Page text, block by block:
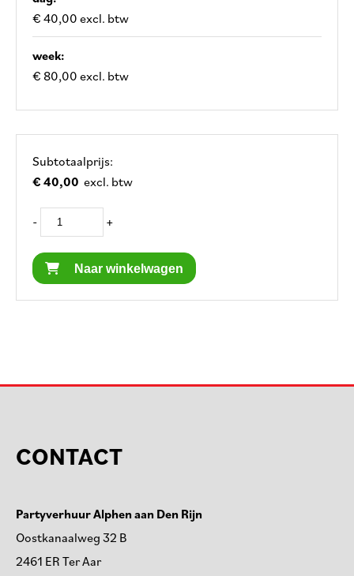
€ 40,00 excl. btw
week:
€ 80,00 excl. btw
Subtotaalprijs:
€ 40,00 excl. btw
- +
Naar winkelwagen
CONTACT
Partyverhuur Alphen aan Den Rijn
Oostkanaalweg 32 B
2461 ER Ter Aar